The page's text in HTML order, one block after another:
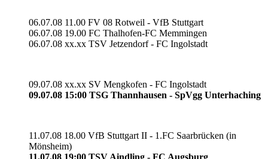
06.07.08 11.00 FV 08 Rotweil - VfB Stuttgart
06.07.08 19.00 FC Thalhofen-FC Memmingen
06.07.08 xx.xx TSV Jetzendorf - FC Ingolstadt
09.07.08 xx.xx SV Mengkofen - FC Ingolstadt
09.07.08 15:00 TSG Thannhausen - SpVgg Unterhaching
11.07.08 18.00 VfB Stuttgart II - 1.FC Saarbrücken (in
Mönsheim)
11.07.08 19:00 TSV Aindling - FC Augsburg